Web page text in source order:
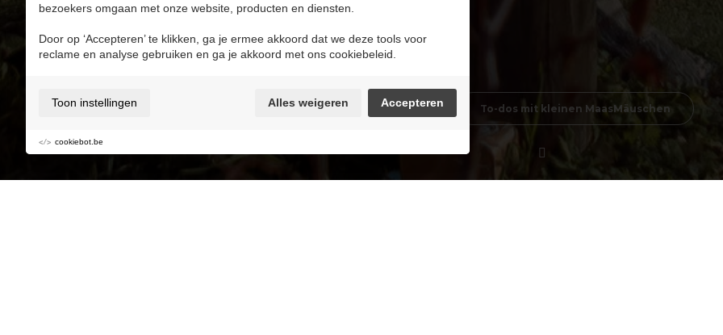
Toevoegen aan My MaasMomets
Kidsproof Parking
Entspannung MaasMustdo’s mit Kindern To-dos mit kleinen MaasMäuschen
bezoekers omgaan met onze website, producten en diensten.
Door op ‘Accepteren’ te klikken, ga je ermee akkoord dat we deze tools voor
reclame en analyse gebruiken en ga je akkoord met ons cookiebeleid.
Toon instellingen Alles weigeren Accepteren
cookiebot.be